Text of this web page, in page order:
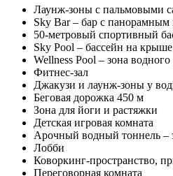
Лаунж-зоны с пальмовыми
Sky Bar – бар с панорамным
50-метровый спортивный
Sky Pool – бассейн на
Wellness Pool – зона водного
Фитнес-зал
Джакузи и лаунж-зоны у
Беговая дорожка 450 м
Зона для йоги и растяжки
Детская игровая комната
Арочный водный тоннель –
Лобби
Коворкинг-пространство,
Переговорная комната